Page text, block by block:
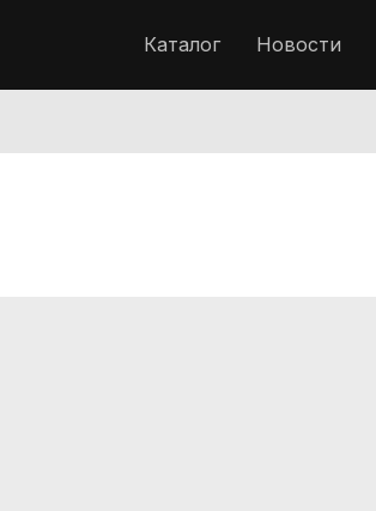
Каталог Новости